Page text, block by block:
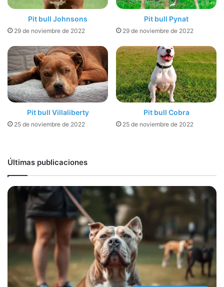
Pit bull Johnsons
29 de noviembre de 2022
Pit bull Pynat
29 de noviembre de 2022
Pit bull Villaliberty
25 de noviembre de 2022
Pit bull Cobra
25 de noviembre de 2022
Últimas publicaciones